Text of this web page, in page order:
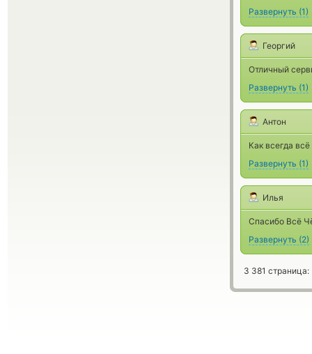
Развернуть (1)
Георгий
Отличный
Развернуть (1)
Антон
Как всегда
Развернуть (1)
Илья
Спасибо Всё
Развернуть (2)
3 381 страница: